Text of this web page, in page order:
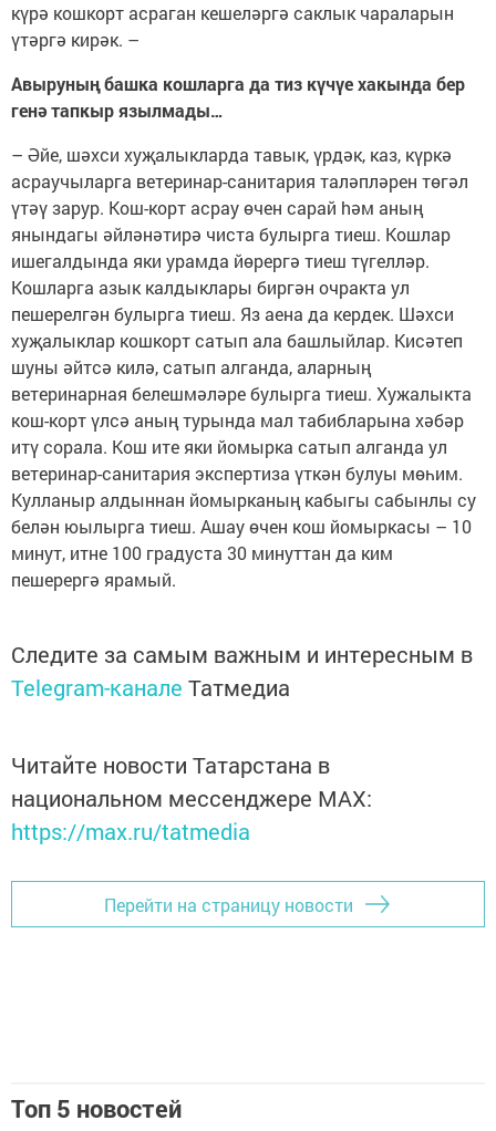
күрә кошкорт асраган кешеләргә саклык чараларын
үтәргә кирәк. –
Авыруның башка кошларга да тиз күчүе хакында бер
генә тапкыр язылмады…
– Әйе, шәхси хуҗалыкларда тавык, үрдәк, каз, күркә
асраучыларга ветеринар-санитария таләпләрен төгәл
үтәү зарур. Кош-корт асрау өчен сарай hәм аның
янындагы әйләнәтирә чиста булырга тиеш. Кошлар
ишегалдында яки урамда йөрергә тиеш түгелләр.
Кошларга азык калдыклары биргән очракта ул
пешерелгән булырга тиеш. Яз аена да кердек. Шәхси
хуҗалыклар кошкорт сатып ала башлыйлар. Кисәтеп
шуны әйтсә килә, сатып алганда, аларның
ветеринарная белешмәләре булырга тиеш. Хужалыкта
кош-корт үлсә аның турында мал табибларына хәбәр
итү сорала. Кош ите яки йомырка сатып алганда ул
ветеринар-санитария экспертиза үткән булуы мөһим.
Кулланыр алдыннан йомырканың кабыгы сабынлы су
белән юылырга тиеш. Ашау өчен кош йомыркасы – 10
минут, итне 100 градуста 30 минуттан да ким
пешерергә ярамый.
Следите за самым важным и интересным в
Telegram-канале Татмедиа
Читайте новости Татарстана в
национальном мессенджере MАХ:
https://max.ru/tatmedia
Перейти на страницу новости
Топ 5 новостей